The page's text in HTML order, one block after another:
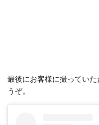
最後にお客様に撮ってい
うぞ。